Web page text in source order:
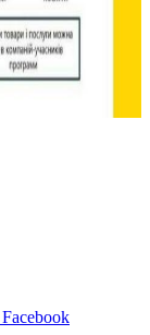
Facebook